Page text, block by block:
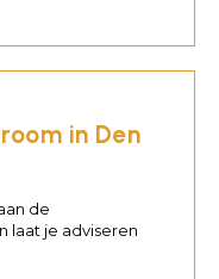
in Den
de
laat je adviseren